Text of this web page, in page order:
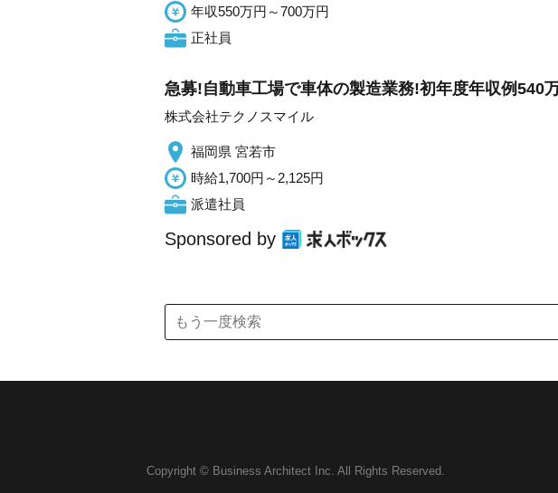
年収550万円～700万円
正社員
急募!自動車工場で車体の製造業務!初年度年収例540
株式会社テクノスマイル
福岡県 宮若市
時給1,700円～2,125円
派遣社員
Sponsored by
Copyright © Business Architect Inc. All Rights Reserved.